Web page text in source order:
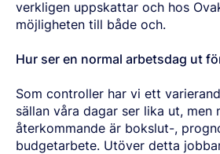
TRANSPORT
TRÅD OCH HASPLADE
SÖMLÖSA RÖR OCH ÄMNESRÖR
OVAKO 280-ÄMNESRÖR
STANDARDKULLAGERRÖR
VALSADE OCH SMIDDA RINGAR
Nordeuropa
Centraleuropa
Östeuropa
Sydeuropa
Asien Och Stillahavsområdet
Nordamerika
Kontakt
Steelnavigator
Logga In
verkligen uppskattar och hos
möjligheten till både och.
Hur ser en normal arbetsdag ut
Som controller har vi ett
sällan våra dagar ser lika ut, men
återkommande är bokslut-,
budgetarbete. Utöver detta